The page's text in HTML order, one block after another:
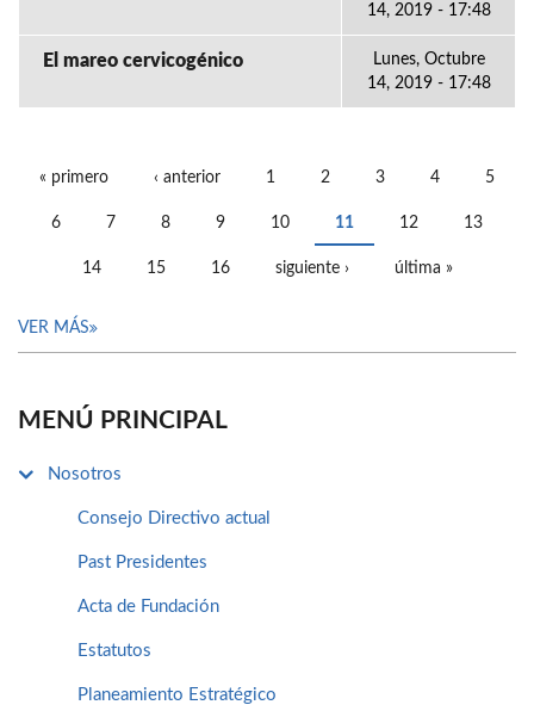
14, 2019 - 17:48
El mareo cervicogénico
Lunes, Octubre
14, 2019 - 17:48
« primero ‹ anterior 1 2 3 4 5
6 7 8 9 10 11 12 13
14 15 16 siguiente › última »
VER MÁS
MENÚ PRINCIPAL
Nosotros
Consejo Directivo actual
Past Presidentes
Acta de Fundación
Estatutos
Planeamiento Estratégico